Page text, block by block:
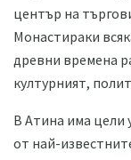
център на
Монастираки
древни времена
културният,
В Атина има цели
от най-